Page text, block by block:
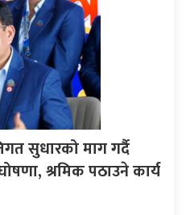
सुधारको माग गर्दै
श्रमिक पठाउने कार्य